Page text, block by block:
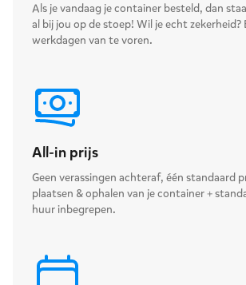
Als je vandaag je container besteld, dan
al bij jou op de stoep! Wil je echt zekerheid?
werkdagen van te voren.
All-in prijs
Geen verassingen achteraf, één standaard
plaatsen & ophalen van je container +
huur inbegrepen.